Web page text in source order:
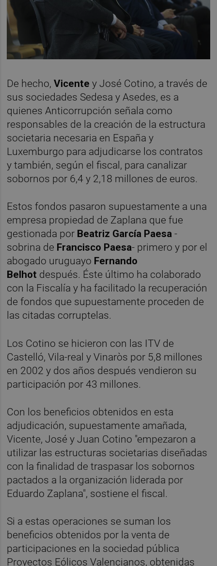
De hecho,Vicente y José Cotino, a través de
sus sociedades Sedesa y Asedes, es a
quienes Anticorrupción señala como
responsables de la creación de la estructura
societaria necesaria en España y
Luxemburgo para adjudicarse los contratos
y también, según el fiscal, para canalizar
sobornos por 6,4 y 2,18 millones de euros.
Estos fondos pasaron supuestamente a una
empresa propiedad de Zaplana que fue
gestionada por Beatriz García Paesa-
sobrina de Francisco Paesa- primero y por el
abogado uruguayo Fernando
Belhot después. Éste último ha colaborado
con la Fiscalía y ha facilitado la recuperación
de fondos que supuestamente proceden de
las citadas corruptelas.
Los Cotino se hicieron con las ITV de
Castelló, Vila-real y Vinaròs por 5,8 millones
en 2002 y dos años después vendieron su
participación por 43 millones.
Con los beneficios obtenidos en esta
adjudicación, supuestamente amañada,
Vicente, José y Juan Cotino "empezaron a
utilizar las estructuras societarias diseñadas
con la finalidad de traspasar los sobornos
pactados a la organización liderada por
Eduardo Zaplana", sostiene el fiscal.
Si a estas operaciones se suman los
beneficios obtenidos por la venta de
participaciones en la sociedad pública
Proyectos Eólicos Valencianos, obtenidas